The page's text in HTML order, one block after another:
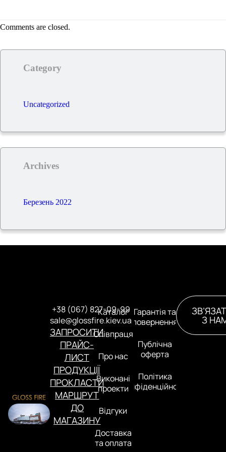
Comments are closed.
Category
Uncategorized
Archives
Березень 2022
+38 (067) 827-09-99
sale@glossfire.kiev.ua
ЗАПРОСИТИ
ПРАЙС-
ЛИСТ
ПРОДУКЦІЇ
ПРОКЛАСТИ
МАРШРУТ
ДО
МАГАЗИНУ
Каталог
Співпраця
Про нас
Виконані
проекти
Відгуки
Доставка
та оплата
Гарантія та
повернення
Публічна
оферта
Політика
конфіденційності
З